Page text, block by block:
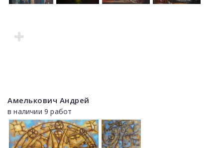
Амелькович Андрей
в наличии 9 работ